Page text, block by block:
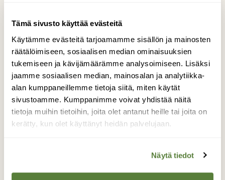
Tämä sivusto käyttää evästeitä
Käytämme evästeitä tarjoamamme sisällön ja mainosten
räätälöimiseen, sosiaalisen median ominaisuuksien
tukemiseen ja kävijämäärämme analysoimiseen. Lisäksi
jaamme sosiaalisen median, mainosalan ja analytiikka-
alan kumppaneillemme tietoja siitä, miten käytät
sivustoamme. Kumppanimme voivat yhdistää näitä
tietoja muihin tietoihin, joita olet antanut heille tai joita on
kerätty, kun olet käyttänyt heidän palvelujaan.
Näytä tiedot
Hahtuva
Voikukkien kukinta hahtuvilla
Valokuvaaja: Leena Rissanen, Valtimo Kesäkuu
TAKAISIN LISTAAN